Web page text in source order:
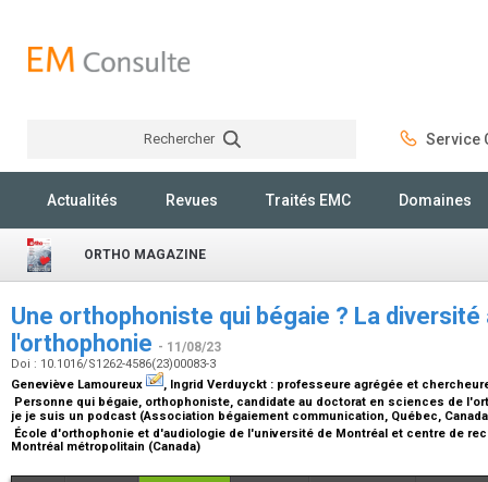
Rechercher Service
Actualités Revues Traités EMC Domaines
ORTHO MAGAZINE
Une orthophoniste qui bégaie ? La diversité
l'orthophonie - 11/08/23
Doi : 10.1016/S1262-4586(23)00083-3
Geneviève Lamoureux
, Ingrid Verduyckt : professeure agrégée et
Personne qui bégaie, orthophoniste, candidate au doctorat en sciences de
je je suis un podcast (Association bégaiement communication, Québec,
École d'orthophonie et d'audiologie de l'université de Montréal et centre de
Montréal métropolitain (Canada)